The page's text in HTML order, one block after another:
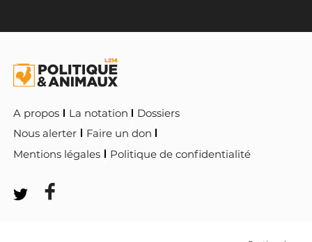
A propos La notation
Dossiers
Nous alerter
Faire un don
Mentions légales
Politique de confidentialité